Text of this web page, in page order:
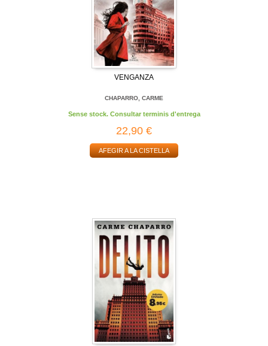
VENGANZA
CHAPARRO, CARME
Sense stock. Consultar terminis d'entrega
22,90 €
AFEGIR A LA CISTELLA